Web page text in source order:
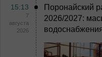
15:13
7
августа
2026
Поронайский
2026/2027: